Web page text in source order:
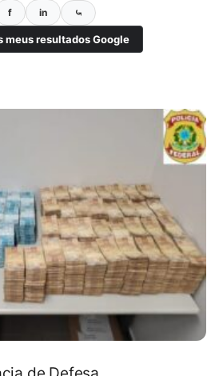
f in ⤿
meus resultados Google